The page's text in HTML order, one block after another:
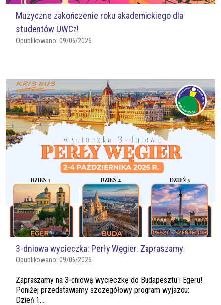
Muzyczne zakończenie roku akademickiego dla
studentów UWCz!
Opublikowano: 09/06/2026
3-dniowa wycieczka: Perły Węgier. Zapraszamy!
Opublikowano: 09/06/2026
Zapraszamy na 3-dniową wycieczkę do Budapesztu i Egeru!
Poniżej przedstawiamy szczegółowy program wyjazdu:
Dzień 1...